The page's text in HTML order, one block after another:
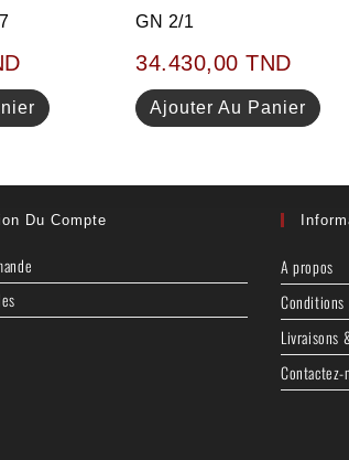
GN 2/1
34.430,00TND
Ajouter Au Panier
Du Compte
A propos
Conditions
Livraisons
Contactez-